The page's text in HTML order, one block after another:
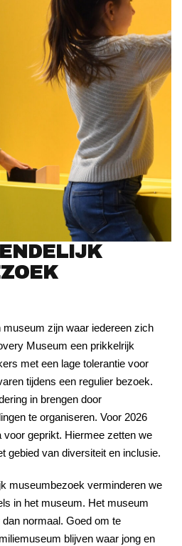
zijn waar iedereen zich
Museum een prikkelrijk
met een lage tolerantie voor
tijdens een regulier bezoek.
in brengen door
te organiseren. Voor 2026
voor geprikt. Hiermee zetten we
gebied van diversiteit en inclusie.
museumbezoek verminderen we
in het museum. Het museum
normaal. Goed om te
blijven waar jong en